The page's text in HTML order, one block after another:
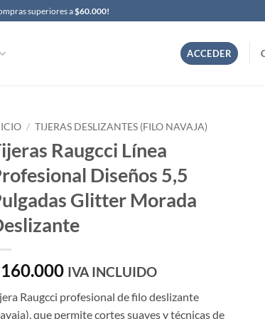
superiores a$60.000!
ACCEDER
/ TIJERAS DESLIZANTES (FILO NAVAJA)
Raugcci Línea
Diseños 5,5
Glitter Morada
160.000 IVA INCLUIDO
Raugcci profesional de filo deslizante
que permite cortes suaves y técnicas de